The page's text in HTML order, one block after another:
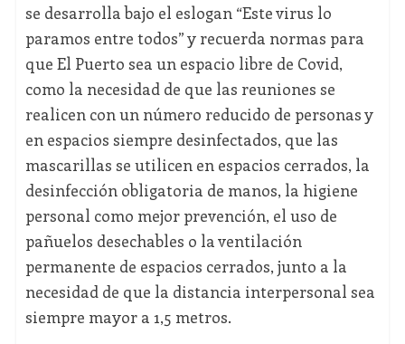
se desarrolla bajo el eslogan “Este virus lo
paramos entre todos” y recuerda normas para
que El Puerto sea un espacio libre de Covid,
como la necesidad de que las reuniones se
realicen con un número reducido de personas y
en espacios siempre desinfectados, que las
mascarillas se utilicen en espacios cerrados, la
desinfección obligatoria de manos, la higiene
personal como mejor prevención, el uso de
pañuelos desechables o la ventilación
permanente de espacios cerrados, junto a la
necesidad de que la distancia interpersonal sea
siempre mayor a 1,5 metros.